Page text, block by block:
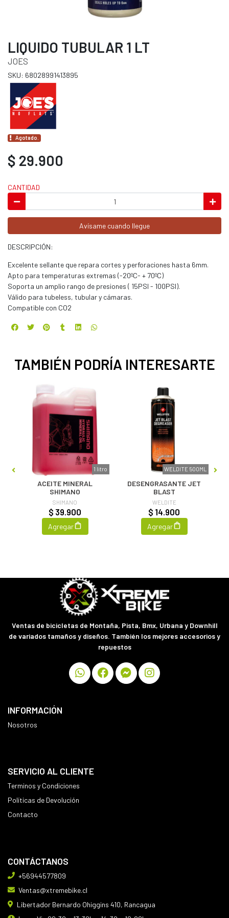
LIQUIDO TUBULAR 1 LT
JOES
SKU: 68028991413895
Agotado.
$ 29.900
CANTIDAD
Avísame cuando llegue
DESCRIPCIÓN:
Excelente sellante que repara cortes y perforaciones hasta 6mm.
Apto para temperaturas extremas (-20ºC- + 70ºC)
Soporta un amplio rango de presiones ( 15PSI - 100PSI).
Válido para tubeless, tubular y cámaras.
Compatible con CO2
TAMBIÉN PODRÍA INTERESARTE
1 litro
ACEITE MINERAL
SHIMANO
SHIMANO
$ 39.900
Agregar
WELDITE 500ML
DESENGRASANTE JET
BLAST
WELDITE
$ 14.900
Agregar
Ventas de bicicletas de Montaña, Pista, Bmx, Urbana y Downhill
de variados tamaños y diseños. También los mejores accesorios y
repuestos
INFORMACIÓN
Nosotros
SERVICIO AL CLIENTE
Terminos y Condiciones
Políticas de Devolución
Contacto
CONTÁCTANOS
+56944577809
Ventas@xtremebike.cl
Libertador Bernardo Ohiggins 410, Rancagua